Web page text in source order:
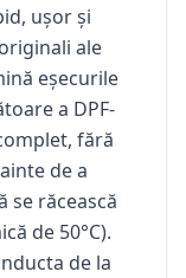
ușor și
ale
eșecurile
a DPF-
fără
de a
se răcească
de 50°C).
de la